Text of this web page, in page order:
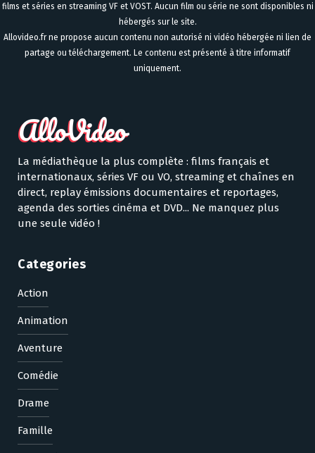
films et séries en streaming VF et VOST. Aucun film ou série ne sont disponibles ni
hébergés sur le site.
Allovideo.fr ne propose aucun contenu non autorisé ni vidéo hébergée ni lien de
partage ou téléchargement. Le contenu est présenté à titre informatif
uniquement.
La médiathèque la plus complète : films français et
internationaux, séries VF ou VO, streaming et chaînes en
direct, replay émissions documentaires et reportages,
agenda des sorties cinéma et DVD... Ne manquez plus
une seule vidéo !
Categories
Action
Animation
Aventure
Comédie
Drame
Famille